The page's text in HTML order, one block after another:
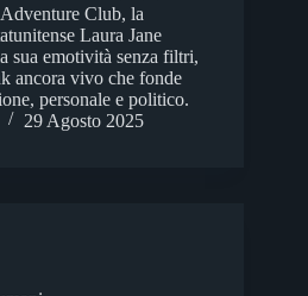
Club, la
Laura Jane
sua emotività senza filtri,
ancora vivo che fonde
personale e politico.
29 Agosto 2025